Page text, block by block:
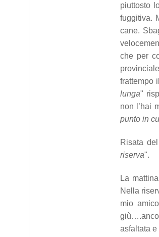
piuttosto
fuggitiva.
cane.
che per
frattempo
lunga"
non l’hai
punto in
Risata
riserva".
La
Nella
mio
asfaltata